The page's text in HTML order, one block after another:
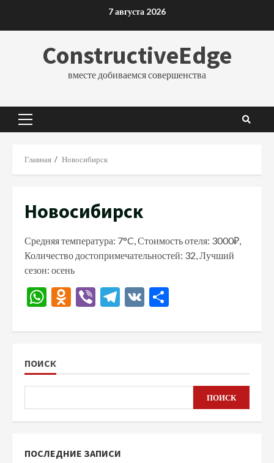
7 августа 2026
ConstructiveEdge
вместе добиваемся совершенства
Основное
Главная Новосибирск
Новосибирск
Средняя температура: 7°C, Стоимость отеля: 3000₽,
Количество достопримечательностей: 32, Лучший
сезон: осень
WhatsApp
Odnoklassniki
ViberTelegram
VK
ПОИСК
ПОИСК
ПОСЛЕДНИЕ ЗАПИСИ